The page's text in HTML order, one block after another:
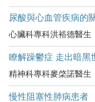
尿酸與心血管疾病的
心臟科專科洪裕德醫生
瞭解躁鬱症 走出暗黑
精神科專科麥棨諾醫生
慢性阻塞性肺病患者